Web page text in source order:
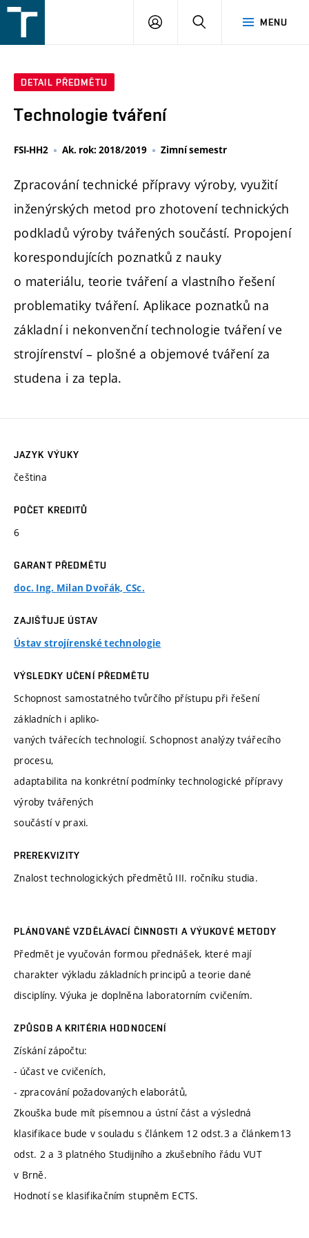
v
MENU
PŘIHLÁŠENÍ
DETAIL PŘEDMĚTU
Technologie tváření
FSI-HH2 Ak. rok: 2018/2019 Zimní semestr
Zpracování technické přípravy výroby, využití
inženýrských metod pro zhotovení technických
podkladů výroby tvářených součástí. Propojení
korespondujících poznatků z nauky
o materiálu, teorie tváření a vlastního řešení
problematiky tváření. Aplikace poznatků na
základní i nekonvenční technologie tváření ve
strojírenství – plošné a objemové tváření za
studena i za tepla.
JAZYK VÝUKY
čeština
POČET KREDITŮ
6
GARANT PŘEDMĚTU
doc. Ing. Milan Dvořák, CSc.
ZAJIŠŤUJE ÚSTAV
Ústav strojírenské technologie
VÝSLEDKY UČENÍ PŘEDMĚTU
Schopnost samostatného tvůrčího přístupu při řešení
základních i apliko-
vaných tvářecích technologií. Schopnost analýzy tvářecího
procesu,
adaptabilita na konkrétní podmínky technologické přípravy
výroby tvářených
součástí v praxi.
PREREKVIZITY
Znalost technologických předmětů III. ročníku studia.
PLÁNOVANÉ VZDĚLÁVACÍ ČINNOSTI A VÝUKOVÉ METODY
Předmět je vyučován formou přednášek, které mají
charakter výkladu základních principů a teorie dané
disciplíny. Výuka je doplněna laboratorním cvičením.
ZPŮSOB A KRITÉRIA HODNOCENÍ
Získání zápočtu:
- účast ve cvičeních,
- zpracování požadovaných elaborátů,
Zkouška bude mít písemnou a ústní část a výsledná
klasifikace bude v souladu s článkem 12 odst.3 a článkem13
odst. 2 a 3 platného Studijního a zkušebního řádu VUT
v Brně.
Hodnotí se klasifikačním stupněm ECTS.